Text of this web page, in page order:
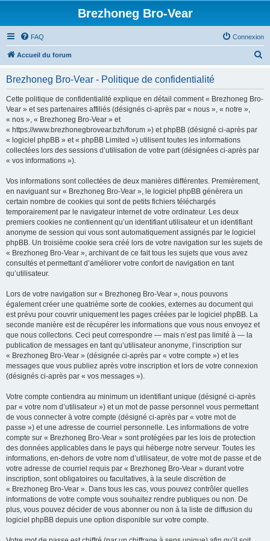
Brezhoneg Bro-Vear
FAQ Connexion
Accueil du forum
Brezhoneg Bro-Vear - Politique de confidentialité
Cette politique de confidentialité explique en détail comment « Brezhoneg Bro-
Vear » et ses partenaires affiliés (désignés ci-après par « nous », « notre »,
« nos », « Brezhoneg Bro-Vear » et
« https://www.brezhonegbrovear.bzh/forum ») et phpBB (désigné ci-après par
« logiciel phpBB » et « phpBB Limited ») utilisent toutes les informations
collectées lors des sessions d’utilisation de votre part (désignées ci-après par
« vos informations »).
Vos informations sont collectées de deux manières différentes. Premièrement,
en naviguant sur « Brezhoneg Bro-Vear », le logiciel phpBB génèrera un
certain nombre de cookies qui sont de petits fichiers téléchargés
temporairement par le navigateur internet de votre ordinateur. Les deux
premiers cookies ne contiennent qu’un identifiant utilisateur et un identifiant
anonyme de session qui vous sont automatiquement assignés par le logiciel
phpBB. Un troisième cookie sera créé lors de votre navigation sur les sujets de
« Brezhoneg Bro-Vear », archivant de ce fait tous les sujets que vous avez
consultés et permettant d’améliorer votre confort de navigation en tant
qu’utilisateur.
Lors de votre navigation sur « Brezhoneg Bro-Vear », nous pouvons
également créer une quatrième sorte de cookies, externes au document qui
est prévu pour couvrir uniquement les pages créées par le logiciel phpBB. La
seconde manière est de récupérer les informations que vous nous envoyez et
que nous collectons. Ceci peut correspondre — mais n’est pas limité à — la
publication de messages en tant qu’utilisateur anonyme, l’inscription sur
« Brezhoneg Bro-Vear » (désignée ci-après par « votre compte ») et les
messages que vous publiez après votre inscription et lors de votre connexion
(désignés ci-après par « vos messages »).
Votre compte contiendra au minimum un identifiant unique (désigné ci-après
par « votre nom d’utilisateur ») et un mot de passe personnel vous permettant
de vous connecter à votre compte (désigné ci-après par « votre mot de
passe ») et une adresse de courriel personnelle. Les informations de votre
compte sur « Brezhoneg Bro-Vear » sont protégées par les lois de protection
des données applicables dans le pays qui héberge notre serveur. Toutes les
informations, en-dehors de votre nom d’utilisateur, de votre mot de passe et de
votre adresse de courriel requis par « Brezhoneg Bro-Vear » durant votre
inscription, sont obligatoires ou facultatives, à la seule discrétion de
« Brezhoneg Bro-Vear ». Dans tous les cas, vous pouvez contrôler quelles
informations de votre compte vous souhaitez rendre publiques ou non. De
plus, vous pouvez décider de vous abonner ou non à la liste de diffusion du
logiciel phpBB depuis une option disponible sur votre compte.